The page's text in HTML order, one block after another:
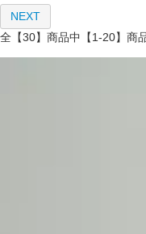
NEXT
全【30】商品中【1-20】商